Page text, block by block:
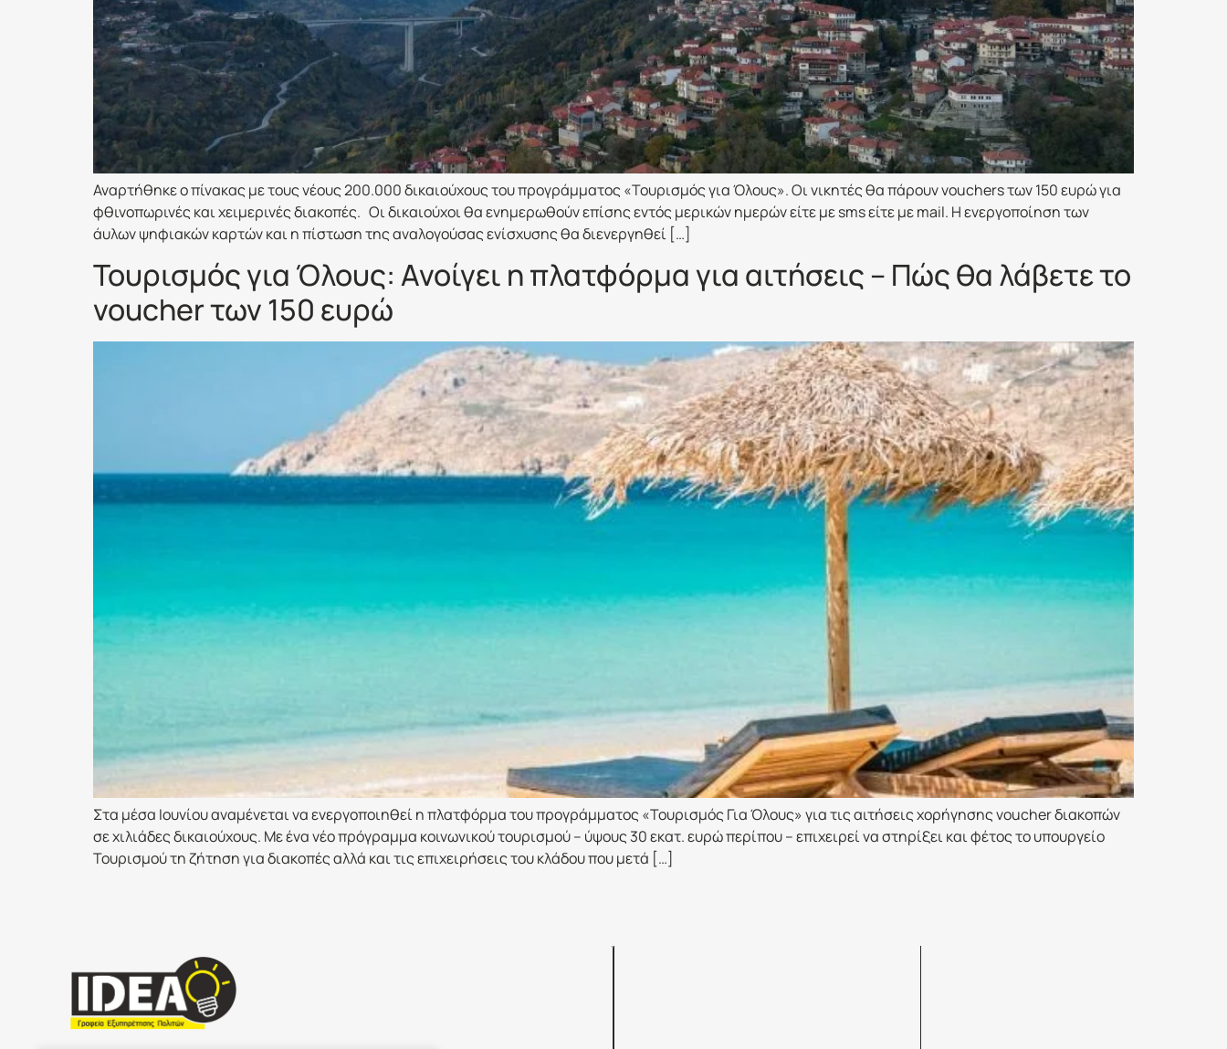
Αναρτήθηκε ο πίνακας με τους νέους 200.000 δικαιούχους του προγράμματος «Τουρισμός για Όλους». Οι νικητές θα πάρουν vouchers των 150 ευρώ για
φθινοπωρινές και χειμερινές διακοπές. Οι δικαιούχοι θα ενημερωθούν επίσης εντός μερικών ημερών είτε με sms είτε με mail. Η ενεργοποίηση των
άυλων ψηφιακών καρτών και η πίστωση της αναλογούσας ενίσχυσης θα διενεργηθεί […]
Τουρισμός για Όλους: Ανοίγει η πλατφόρμα για αιτήσεις – Πώς θα λάβετε το
voucher των 150 ευρώ
Στα μέσα Ιουνίου αναμένεται να ενεργοποιηθεί η πλατφόρμα του προγράμματος «Τουρισμός Για Όλους» για τις αιτήσεις χορήγησης voucher διακοπών
σε χιλιάδες δικαιούχους. Με ένα νέο πρόγραμμα κοινωνικού τουρισμού – ύψους 30 εκατ. ευρώ περίπου – επιχειρεί να στηρίξει και φέτος το υπουργείο
Τουρισμού τη ζήτηση για διακοπές αλλά και τις επιχειρήσεις του κλάδου που μετά […]